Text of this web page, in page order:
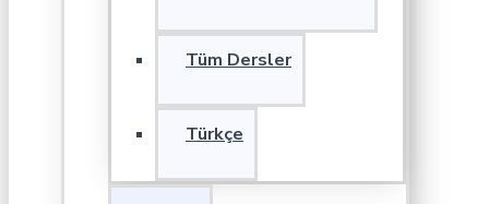
Tüm Dersler
Türkçe